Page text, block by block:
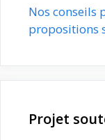
Nos conseils
propositions
Projet